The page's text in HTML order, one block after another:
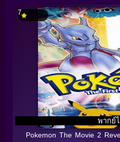
พากย์
7
Pokemon The Movie 2